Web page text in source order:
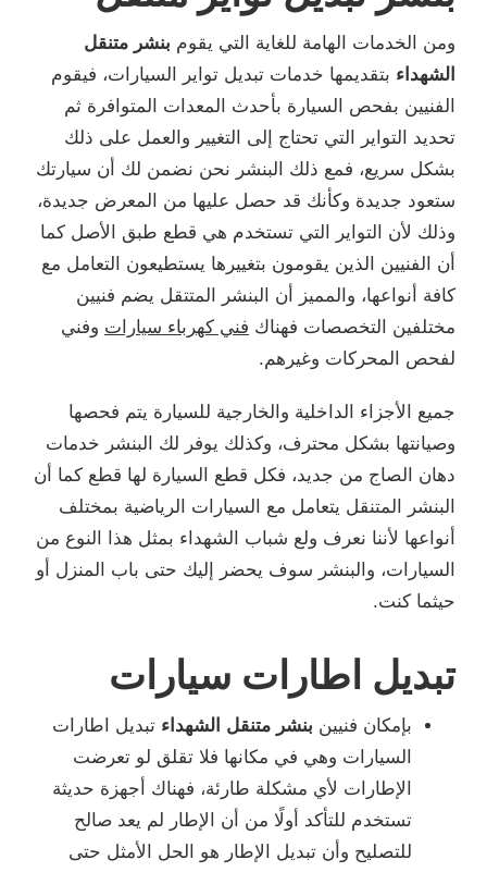
ومن الخدمات الهامة للغاية التي يقوم بنشر متنقل
الشهداء بتقديمها خدمات تبديل تواير السيارات، فيقوم
الفنيين بفحص السيارة بأحدث المعدات المتوافرة ثم
تحديد التواير التي تحتاج إلى التغيير والعمل على ذلك
بشكل سريع، فمع ذلك البنشر نحن نضمن لك أن سيارتك
ستعود جديدة وكأنك قد حصل عليها من المعرض جديدة،
وذلك لأن التواير التي تستخدم هي قطع طبق الأصل كما
أن الفنيين الذين يقومون بتغييرها يستطيعون التعامل مع
كافة أنواعها، والمميز أن البنشر المتتقل يضم فنيين
مختلفين التخصصات فهناك فني كهرباء سيارات وفني
لفحص المحركات وغيرهم.
جميع الأجزاء الداخلية والخارجية للسيارة يتم فحصها
وصيانتها بشكل محترف، وكذلك يوفر لك البنشر خدمات
دهان الصاج من جديد، فكل قطع السيارة لها قطع كما أن
البنشر المتنقل يتعامل مع السيارات الرياضية بمختلف
أنواعها لأننا نعرف ولع شباب الشهداء بمثل هذا النوع من
السيارات، والبنشر سوف يحضر إليك حتى باب المنزل أو
حيثما كنت.
تبديل اطارات سيارات
بإمكان فنيين بنشر متنقل الشهداء تبديل اطارات
السيارات وهي في مكانها فلا تقلق لو تعرضت
الإطارات لأي مشكلة طارئة، فهناك أجهزة حديثة
تستخدم للتأكد أولًا من أن الإطار لم يعد صالح
للتصليح وأن تبديل الإطار هو الحل الأمثل حتى